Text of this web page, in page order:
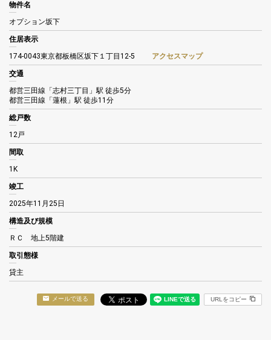
物件名
オプション坂下
住居表示
174-0043東京都板橋区坂下１丁目12-5
アクセスマップ
交通
都営三田線「志村三丁目」駅 徒歩5分
都営三田線「蓮根」駅 徒歩11分
総戸数
12戸
間取
1K
竣工
2025年11月25日
構造及び規模
ＲＣ 地上5階建
取引態様
貸主
メールで送る URLをコピー